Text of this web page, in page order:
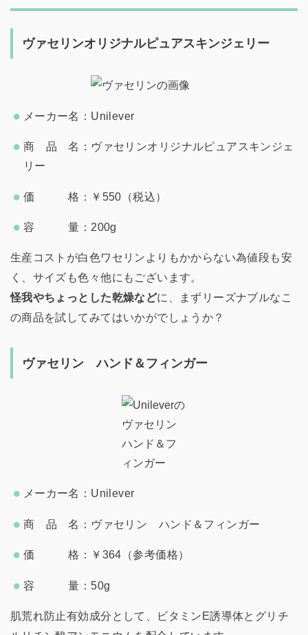
ヴァセリンオリジナルピュアスキンジェリー
メーカー名：Unilever
商 品 名：ヴァセリンオリジナルピュアスキンジェ
リー
価 格：￥550（税込）
容 量：200g
生産コストが白色ワセリンよりもかからない為値段も安
く、サイズも色々他にもございます。
怪我やちょっとした乾燥などに、まずリーズナブルなこ
の商品を試してみてはいかがでしょうか？
ヴァセリン ハンド＆フィンガー
メーカー名：Unilever
商 品 名：ヴァセリン ハンド＆フィンガー
価 格：￥364（参考価格）
容 量：50g
肌荒れ防止有効成分として、ビタミンE誘導体とグリチ